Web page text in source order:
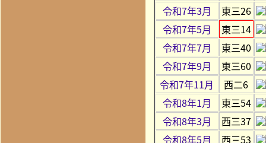
令和7年3月
東三26
令和7年5月
東三14
令和7年7月
東三40
令和7年9月
東三60
令和7年11月
西二6
令和8年1月
東三54
令和8年3月
西三37
令和8年5月
西三53